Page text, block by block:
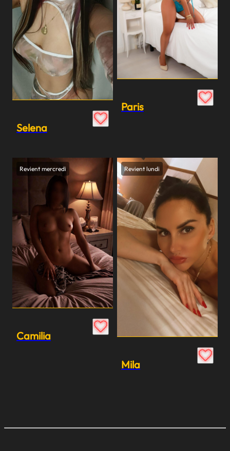
Selena
Paris
Revient mercredi
Camilia
Revient lundi
Mila